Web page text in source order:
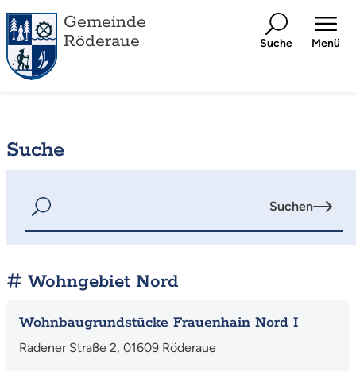
Gemeinde
Röderaue
Suche Menü
Suche
Suchen
Wohngebiet Nord
Wohnbaugrundstücke Frauenhain Nord I
Radener Straße 2, 01609 Röderaue